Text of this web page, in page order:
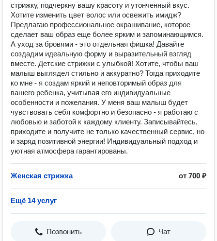
стрижку, подчеркну вашу красоту и утонченный вкус.
Хотите изменить цвет волос или освежить имидж?
Предлагаю профессиональное окрашивание, которое
сделает ваш образ еще более ярким и запоминающимся.
А уход за бровями - это отдельная фишка! Давайте
создадим идеальную форму и выразительный взгляд
вместе. Детские стрижки с улыбкой! Хотите, чтобы ваш
малыш выглядел стильно и аккуратно? Тогда приходите
ко мне - я создам яркий и неповторимый образ для
вашего ребенка, учитывая его индивидуальные
особенности и пожелания. У меня ваш малыш будет
чувствовать себя комфортно и безопасно - я работаю с
любовью и заботой к каждому клиенту. Записывайтесь,
приходите и получите не только качественный сервис, но
и заряд позитивной энергии! Индивидуальный подход и
уютная атмосфера гарантированы.
Женская стрижка от 700 ₽
Ещё 14 услуг
Позвонить Чат